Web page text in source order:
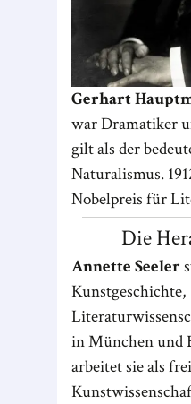
Gerhart
war Dramatiker
gilt als der
Naturalismus.
Nobelpreis für
Die
Annette Seeler
Kunstgeschichte,
in München und
arbeitet sie als